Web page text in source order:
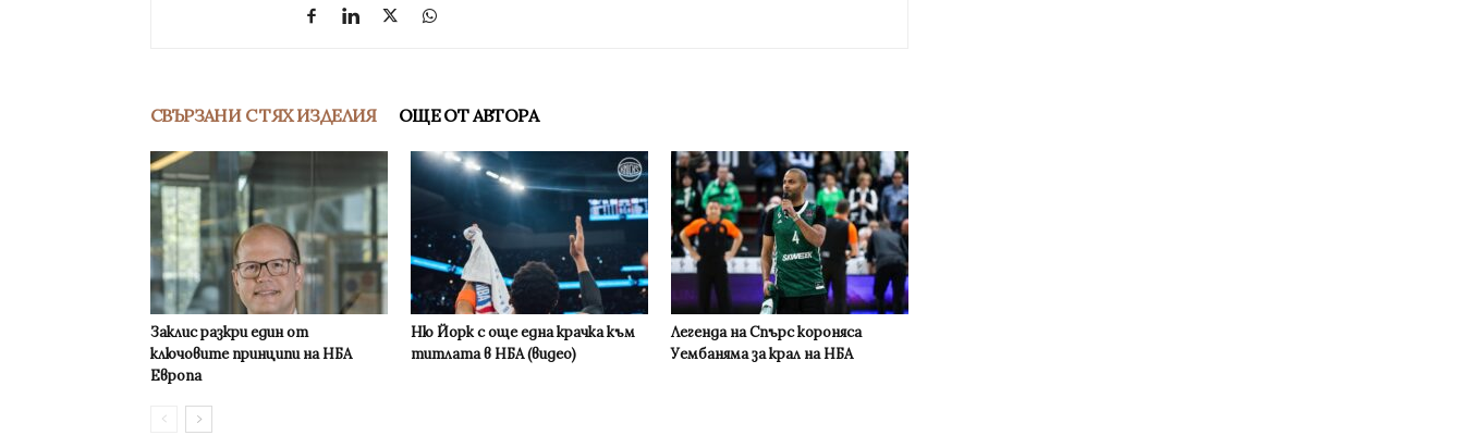
СВЪРЗАНИ С ТЯХ ИЗДЕЛИЯ ОЩЕ ОТ АВТОРА
Заклис разкри един от
ключовите принципи на НБА
Европа
Ню Йорк с още една крачка към
титлата в НБА (видео)
Легенда на Спърс короняса
Уембаняма за крал на НБА